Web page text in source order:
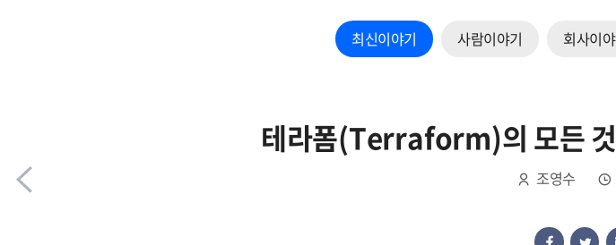
최신이야기 사람이야기 회사이
테라폼(Terraform)의 모든
조영수